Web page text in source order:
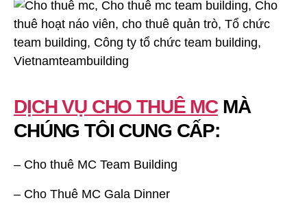
DỊCH VỤ CHO THUÊ MCMÀ
CHÚNG TÔI CUNG CẤP:
– Cho thuê MC Team Building
– Cho Thuê MC Gala Dinner